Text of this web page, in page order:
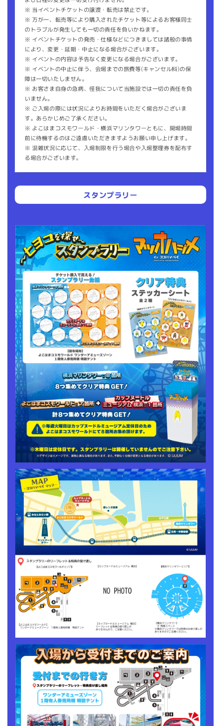
※ 当イベントチケットの譲渡・転売は禁止です。
※ 万が一、転売等により購入されたチケット等によるお客様同士
のトラブルが発生しても一切の責任を負いかねます。
※ イベントチケットの発売・仕様などにつきましては諸般の事情
により、変更・延期・中⽌になる場合がございます。
※ イベントの内容は予告なく変更になる場合がございます。
※ イベントの中止に伴う、会場までの旅費等(キャンセル料)の保
障は一切いたしません。
※ お客さま自身の急病、怪我について当施設では一切の責任を負
いません。
※ ご入場の際には状況によりお時間をいただく場合がございま
す。あらかじめご了承ください。
※ よこはまコスモワールド・横浜マリンタワーともに、開場時間
前に待機するのはご遠慮いただきますようお願い申し上げます。
※ 混雑状況に応じて、入場制限を行う場合や入場整理券を配布す
る場合がございます。
スタンプラリー